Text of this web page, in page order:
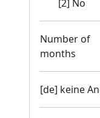
[2] No
Number of
months
[de] keine